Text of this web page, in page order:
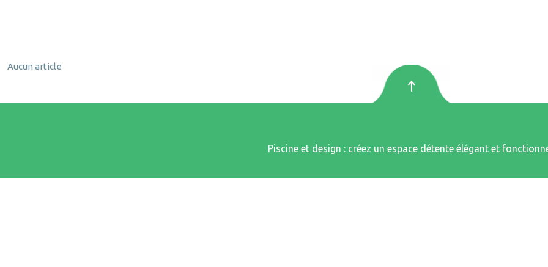
Aucun article
Piscine et design : créez un espace détente élégant et